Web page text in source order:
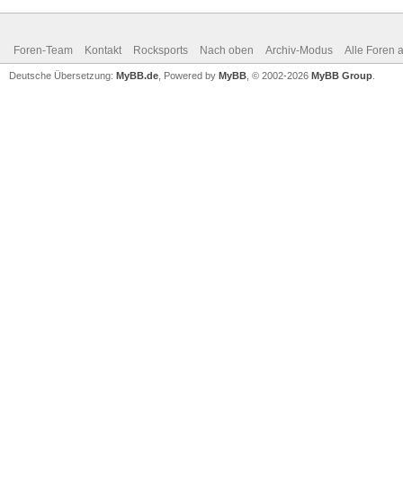
Foren-Team Kontakt Rocksports Nach oben Archiv-Modus Alle Foren
Deutsche Übersetzung: MyBB.de , Powered by MyBB , © 2002-2026 MyBB Group